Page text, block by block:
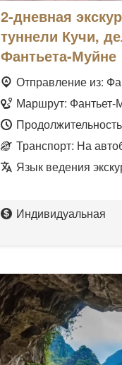
2-дневная
туннели Кучи,
Фантьета-Муйне
Отправление из:
Маршрут:
Транспорт: На
Язык ведения
Индивидуальная